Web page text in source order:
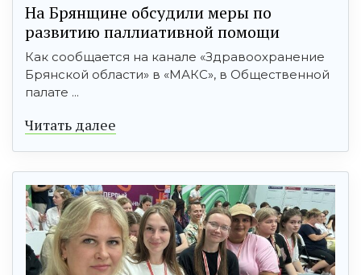
На Брянщине обсудили меры по
развитию паллиативной помощи
Как сообщается на канале «Здравоохранение
Брянской области» в «МАКС», в Общественной
палате ...
Читать далее